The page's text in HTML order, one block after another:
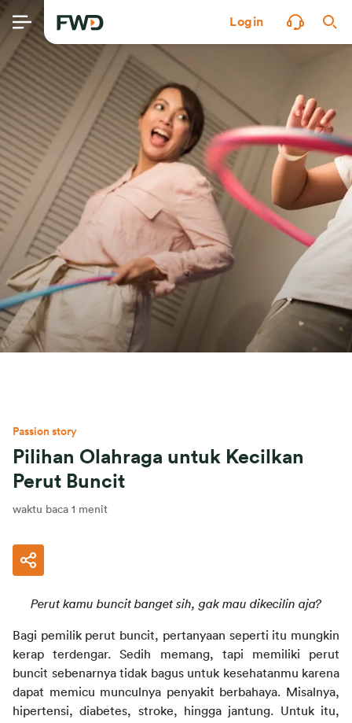
Login
Passion story
Pilihan Olahraga untuk Kecilkan
Perut Buncit
waktu baca 1 menit
Perut kamu buncit banget sih, gak mau dikecilin aja?
Bagi pemilik perut buncit, pertanyaan seperti itu mungkin
kerap terdengar. Sedih memang, tapi memiliki perut
buncit sebenarnya tidak bagus untuk kesehatanmu karena
dapat memicu munculnya penyakit berbahaya. Misalnya,
hipertensi, diabetes, stroke, hingga jantung. Untuk itu,